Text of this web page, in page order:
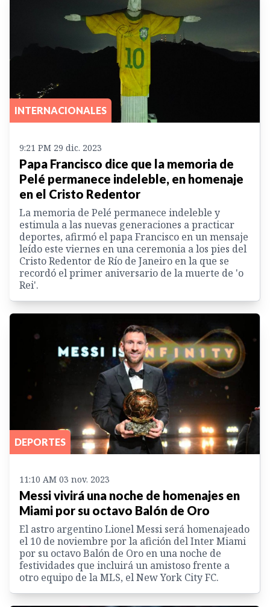
INTERNACIONALES
9:21 PM 29 dic. 2023
Papa Francisco dice que la memoria de
Pelé permanece indeleble, en homenaje
en el Cristo Redentor
La memoria de Pelé permanece indeleble y
estimula a las nuevas generaciones a practicar
deportes, afirmó el papa Francisco en un mensaje
leído este viernes en una ceremonia a los pies del
Cristo Redentor de Río de Janeiro en la que se
recordó el primer aniversario de la muerte de 'o
Rei'.
DEPORTES
11:10 AM 03 nov. 2023
Messi vivirá una noche de homenajes en
Miami por su octavo Balón de Oro
El astro argentino Lionel Messi será homenajeado
el 10 de noviembre por la afición del Inter Miami
por su octavo Balón de Oro en una noche de
festividades que incluirá un amistoso frente a
otro equipo de la MLS, el New York City FC.